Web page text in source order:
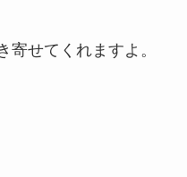
寄せてくれますよ。